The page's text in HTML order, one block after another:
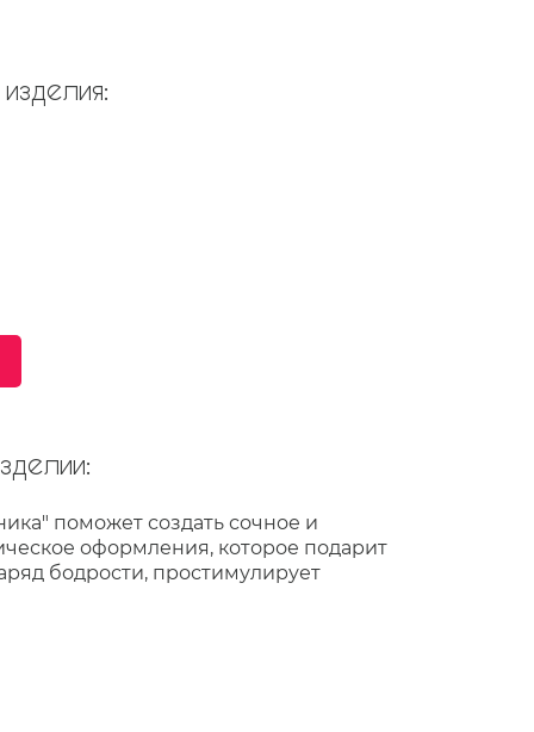
поможет создать сочное и
оформления, которое подарит
бодрости, простимулирует